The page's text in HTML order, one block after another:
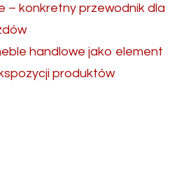
– konkretny przewodnik dla
handlowe jako element
produktów